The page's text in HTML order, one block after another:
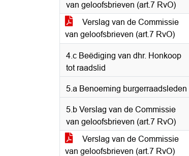
van geloofsbrieven (art.7 RvO)
Verslag van de Commissie
van geloofsbrieven (art.7 RvO)
4.c Beëdiging van dhr. Honkoop
tot raadslid
5.a Benoeming burgerraadsleden
5.b Verslag van de Commissie
van geloofsbrieven (art.7 RvO)
Verslag van de Commissie
van geloofsbrieven (art.7 RvO)